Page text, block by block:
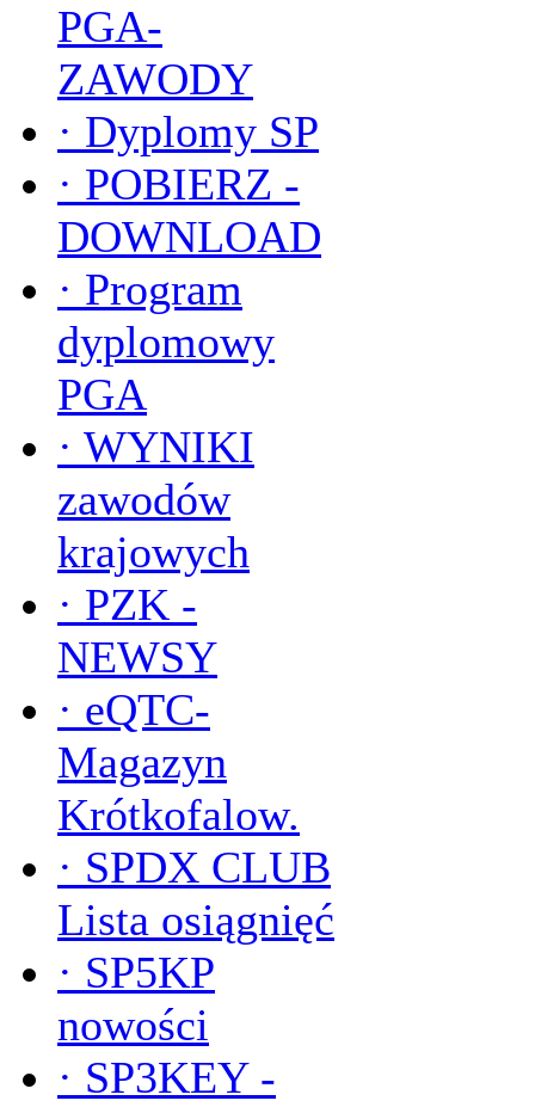
PGA-
ZAWODY
· Dyplomy SP
· POBIERZ -
DOWNLOAD
· Program
dyplomowy
PGA
· WYNIKI
zawodów
krajowych
· PZK -
NEWSY
· eQTC-
Magazyn
Krótkofalow.
· SPDX CLUB
Lista osiągnięć
· SP5KP
nowości
· SP3KEY -